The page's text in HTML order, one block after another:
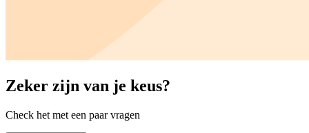
Zeker zijn van je keus?
Check het met een paar vragen